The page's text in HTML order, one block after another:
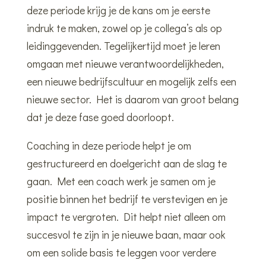
deze periode krijg je de kans om je eerste
indruk te maken, zowel op je collega’s als op
leidinggevenden. Tegelijkertijd moet je leren
omgaan met nieuwe verantwoordelijkheden,
een nieuwe bedrijfscultuur en mogelijk zelfs een
nieuwe sector. Het is daarom van groot belang
dat je deze fase goed doorloopt.
Coaching in deze periode helpt je om
gestructureerd en doelgericht aan de slag te
gaan. Met een coach werk je samen om je
positie binnen het bedrijf te verstevigen en je
impact te vergroten. Dit helpt niet alleen om
succesvol te zijn in je nieuwe baan, maar ook
om een solide basis te leggen voor verdere